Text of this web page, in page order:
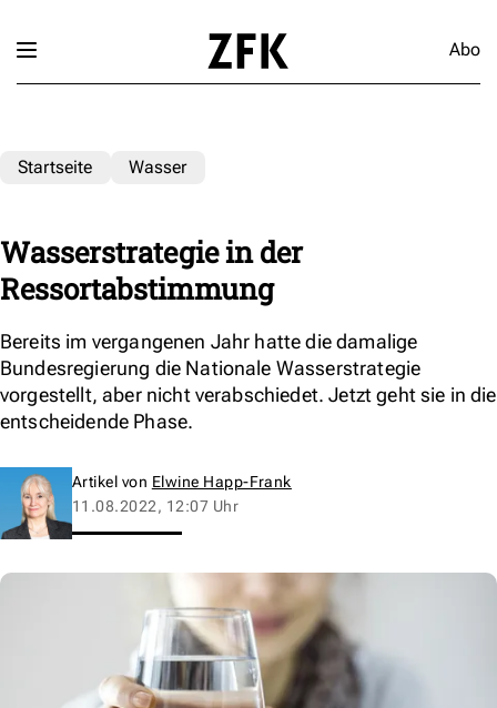
Abo
Startseite Wasser
Wasserstrategie in der
Ressortabstimmung
Bereits im vergangenen Jahr hatte die damalige
Bundesregierung die Nationale Wasserstrategie
vorgestellt, aber nicht verabschiedet. Jetzt geht sie in die
entscheidende Phase.
Artikel von Elwine Happ-Frank
11.08.2022, 12:07 Uhr